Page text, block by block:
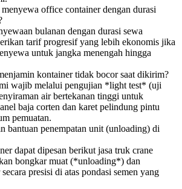
office container dengan durasi
bulanan dengan durasi sewa
tarif progresif yang lebih ekonomis jika
untuk jangka menengah hingga
kontainer tidak bocor saat dikirim?
wajib melalui pengujian *light test* (uji
air bertekanan tinggi untuk
baja corten dan karet pelindung pintu
pemuatan.
bantuan penempatan unit (unloading) di
dapat dipesan berikut jasa truk crane
bongkar muat (*unloading*) dan
presisi di atas pondasi semen yang